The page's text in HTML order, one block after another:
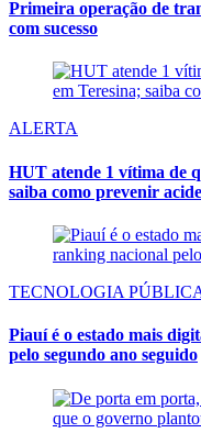
Primeira operação de
com sucesso
ALERTA
HUT atende 1 vítima de
saiba como prevenir
TECNOLOGIA
Piauí é o estado mais
pelo segundo ano seguido